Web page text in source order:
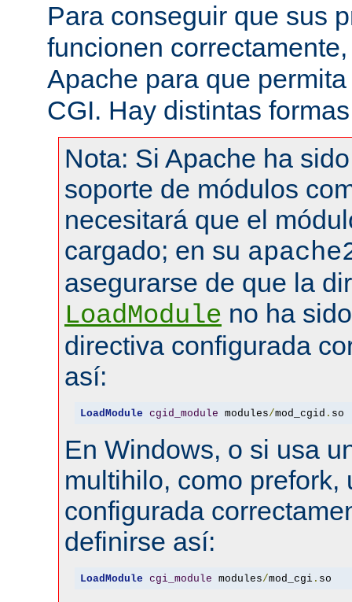
Para conseguir que sus
funcionen
Apache para que
CGI. Hay distintas
Nota: Si Apache ha
soporte de módulos
necesitará que el
cargado; en su
asegurarse de que la
LoadModule no ha
directiva configurada
así:
LoadModule cgid_module modules/mod_cgid . so
En Windows, o si usa
multihilo, como prefork,
configurada
definirse así:
LoadModule cgi_module modules/mod_cgi. so